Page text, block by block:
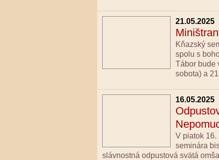
21.05.2025
Kňazský
spolu s
Tábor bude
sobota) a
16.05.2025
V piatok 16.
seminára
slávnostná odpustová svätá